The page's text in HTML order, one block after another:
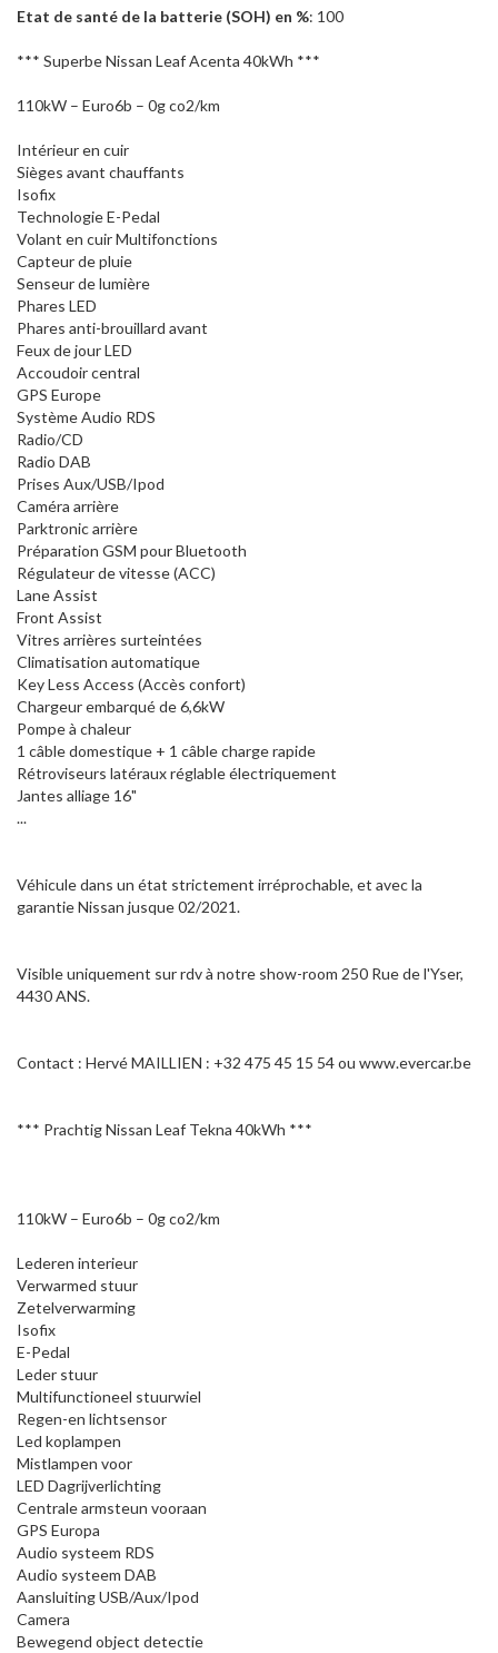
Etat de santé de la batterie (SOH) en %: 100
*** Superbe Nissan Leaf Acenta 40kWh ***
110kW – Euro6b – 0g co2/km
Intérieur en cuir
Sièges avant chauffants
Isofix
Technologie E-Pedal
Volant en cuir Multifonctions
Capteur de pluie
Senseur de lumière
Phares LED
Phares anti-brouillard avant
Feux de jour LED
Accoudoir central
GPS Europe
Système Audio RDS
Radio/CD
Radio DAB
Prises Aux/USB/Ipod
Caméra arrière
Parktronic arrière
Préparation GSM pour Bluetooth
Régulateur de vitesse (ACC)
Lane Assist
Front Assist
Vitres arrières surteintées
Climatisation automatique
Key Less Access (Accès confort)
Chargeur embarqué de 6,6kW
Pompe à chaleur
1 câble domestique + 1 câble charge rapide
Rétroviseurs latéraux réglable électriquement
Jantes alliage 16"
...
Véhicule dans un état strictement irréprochable, et avec la
garantie Nissan jusque 02/2021.
Visible uniquement sur rdv à notre show-room 250 Rue de l'Yser,
4430 ANS.
Contact : Hervé MAILLIEN : +32 475 45 15 54 ou www.evercar.be
*** Prachtig Nissan Leaf Tekna 40kWh ***
110kW – Euro6b – 0g co2/km
Lederen interieur
Verwarmed stuur
Zetelverwarming
Isofix
E-Pedal
Leder stuur
Multifunctioneel stuurwiel
Regen-en lichtsensor
Led koplampen
Mistlampen voor
LED Dagrijverlichting
Centrale armsteun vooraan
GPS Europa
Audio systeem RDS
Audio systeem DAB
Aansluiting USB/Aux/Ipod
Camera
Bewegend object detectie